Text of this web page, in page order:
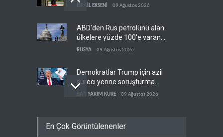
İSRAİL EKSENİ 09 Ağustos 2026
ABD'den Rus petrolünü alan
ülkelere yüzde 100'e varan
gümrük vergisi
RUSYA 09 Ağustos 2026
Demokratlar Trump için azil
süreci yerine soruşturma
hazırlıyor
BATI YARIM KÜRE 09 Ağustos 2026
Afrika'daki petrol
En Çok Görüntülenenler